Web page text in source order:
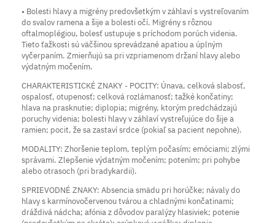
• Bolesti hlavy a migrény predovšetkým v záhlaví s vystreľovaním
do svalov ramena a šije a bolesti očí. Migrény s rôznou
oftalmoplégiou, bolesť ustupuje s príchodom porúch videnia.
Tieto ťažkosti sú väčšinou sprevádzané apatiou a úplným
vyčerpaním. Zmierňujú sa pri vzpriamenom držaní hlavy alebo
výdatným močením.
CHARAKTERISTICKÉ ZNAKY - POCITY: Únava, celková slabosť,
ospalosť, otupenosť; celková rozlámanosť; tažké končatiny;
hlava na prasknutie; diplopia; migrény, ktorým predchádzajú
poruchy videnia; bolesti hlavy v záhlaví vystreľujúce do šije a
ramien; pocit, že sa zastaví srdce (pokiaľ sa pacient nepohne).
MODALITY: Zhoršenie teplom, teplým počasím; emóciami; zlými
správami. Zlepšenie výdatným močením; potením; pri pohybe
alebo otrasoch (pri bradykardii).
SPRIEVODNÉ ZNAKY: Absencia smädu pri horúčke; návaly do
hlavy s karmínovočervenou tvárou a chladnými končatinami;
dráždivá nádcha; afónia z dôvodov paralýzy hlasiviek; potenie